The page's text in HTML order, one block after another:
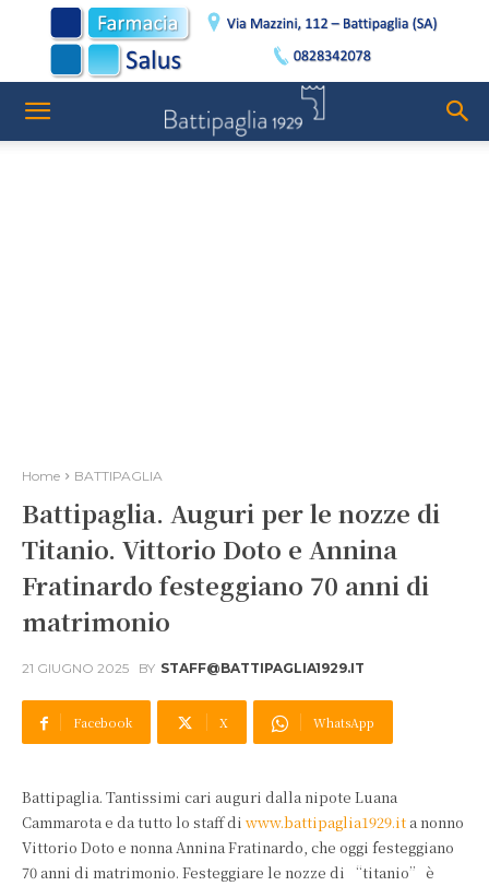
Home BATTIPAGLIA
Battipaglia. Auguri per le nozze di
Titanio. Vittorio Doto e Annina
Fratinardo festeggiano 70 anni di
matrimonio
21 GIUGNO 2025 BY STAFF@BATTIPAGLIA1929.IT
Facebook X WhatsApp
Battipaglia. Tantissimi cari auguri dalla nipote Luana
Cammarota e da tutto lo staff di www.battipaglia1929.it a nonno
Vittorio Doto e nonna Annina Fratinardo, che oggi festeggiano
70 anni di matrimonio. Festeggiare le nozze di “titanio” è